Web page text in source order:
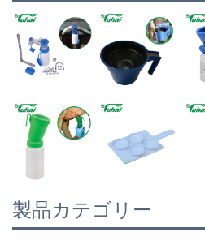
製品カテゴリー